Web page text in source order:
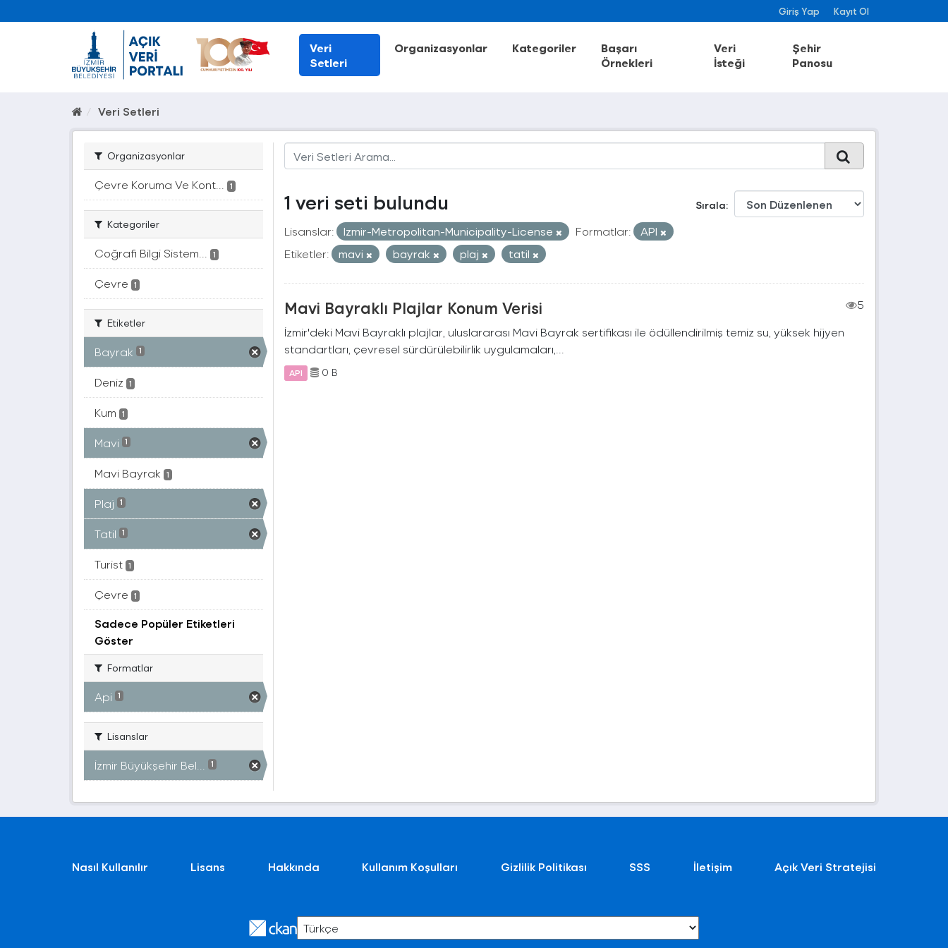
Giriş Yap Kayıt Ol
Veri
Setleri
Organizasyonlar Kategoriler
Başarı
Örnekleri
Veri
İsteği
Şehir
Panosu
Veri Setleri
Organizasyonlar
Çevre Koruma Ve Kont... 1
Kategoriler
Coğrafi Bilgi Sistem... 1
Çevre 1
Etiketler
Bayrak 1
Deniz 1
Kum 1
Mavi 1
Mavi Bayrak 1
Plaj 1
Tatil 1
Turist 1
Çevre 1
Sadece Popüler Etiketleri
Göster
Formatlar
Api 1
Lisanslar
İzmir Büyükşehir Bel... 1
Sırala
1 veri seti bulundu
Lisanslar: Izmir-Metropolitan-Municipality-License Formatlar:
API
Etiketler:
mavi bayrak plaj tatil
Mavi Bayraklı Plajlar Konum Verisi
5
İzmir'deki Mavi Bayraklı plajlar, uluslararası Mavi Bayrak sertifikası ile ödüllendirilmiş temiz su, yüksek hijyen
standartları, çevresel sürdürülebilirlik uygulamaları,...
API 0 B
Nasıl Kullanılır Lisans Hakkında Kullanım Koşulları Gizlilik Politikası SSS İletişim Açık Veri Stratejisi